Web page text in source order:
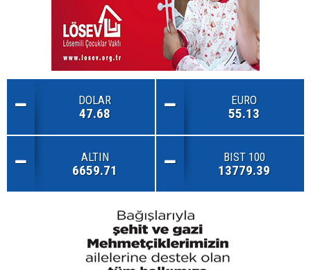
DOLAR
47.68
EURO
55.13
ALTIN
6659.71
BIST 100
13779.39